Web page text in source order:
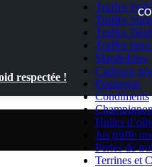
respectée !
Truffes
Truffes
Truffes
Truffes pour
Mandolines
Cadeaux
Poutargue
Condiments
Huiles
Jus truffe
Perles de
Terrines et